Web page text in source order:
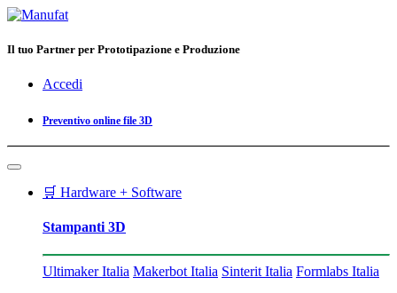
Il tuo Partner per Prototipazione e Produzione
Accedi
Preventivo online file 3D
🛒 Hardware + Software
Stampanti 3D
Ultimaker Italia Makerbot Italia Sinterit Italia Formlabs Italia